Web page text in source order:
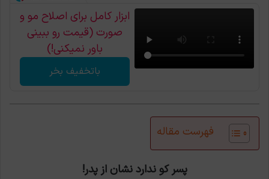
ابزار کامل برای اصلاح مو و
صورت (قیمت رو ببینی
باور نمیکنی!)
باتخفیف بخر
فهرست مقاله
پسر کو ندارد نشان از پدر!